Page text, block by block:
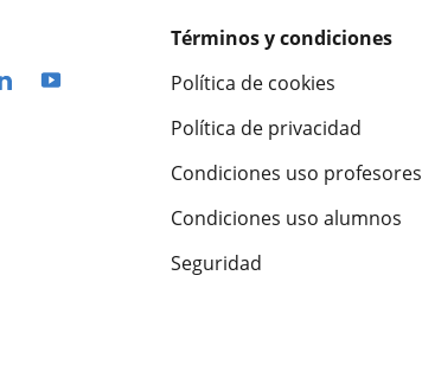
Términos y condiciones
Política de cookies
Política de privacidad
Condiciones uso profesores
Condiciones uso alumnos
Seguridad